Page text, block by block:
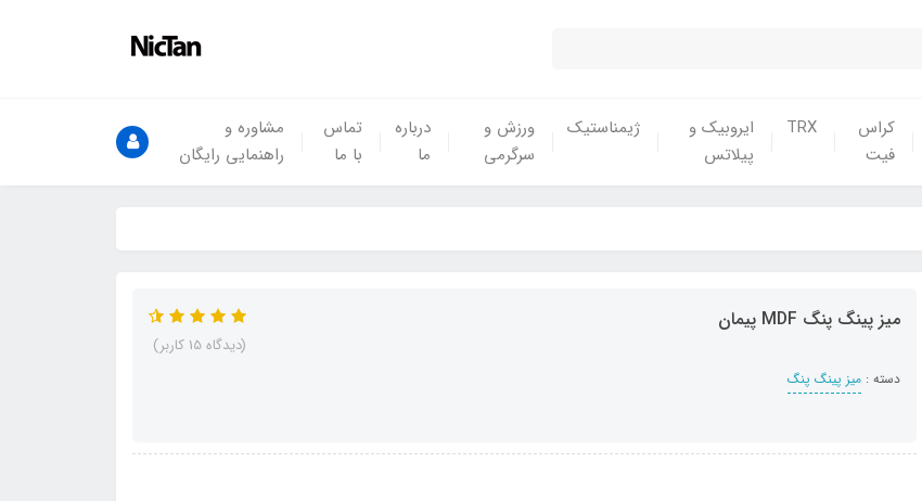
کراس
فیت
TRX
ایروبیک و
پیلاتس
ژیمناستیک
ورزش و
سرگرمی
درباره
ما
تماس
با ما
مشاوره و
راهنمایی رایگان
میز پینگ پنگ MDF پیمان
دسته : میز پینگ پنگ
(دیدگاه 15 کاربر)